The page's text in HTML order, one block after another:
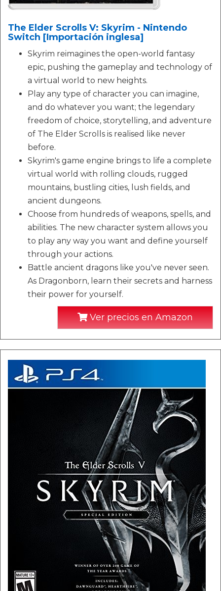
The Elder Scrolls V: Skyrim - Nintendo
Switch [Importación inglesa]
Skyrim reimagines the open-world fantasy
epic, pushing the gameplay and technology of
a virtual world to new heights.
Play any type of character you can imagine,
and do whatever you want; the legendary
freedom of choice, storytelling, and adventure
of The Elder Scrolls is realised like never
before.
Skyrim's game engine brings to life a complete
virtual world with rolling clouds, rugged
mountains, bustling cities, lush fields, and
ancient dungeons.
Choose from hundreds of weapons, spells, and
abilities. The new character system allows you
to play any way you want and define yourself
through your actions.
Battle ancient dragons like you've never seen.
As Dragonborn, learn their secrets and harness
their power for yourself.
Ver precios en Amazon